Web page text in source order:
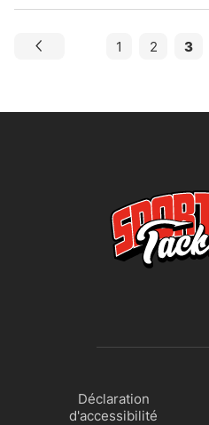
1 2 3
Déclaration
d'accessibilité